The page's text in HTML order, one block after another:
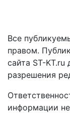
Все
правом.
сайта ST-KT.ru
разрешения
информации